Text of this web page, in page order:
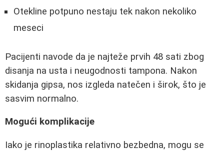
Otekline potpuno nestaju tek nakon nekoliko
meseci
Pacijenti navode da je najteže prvih 48 sati zbog
disanja na usta i neugodnosti tampona. Nakon
skidanja gipsa, nos izgleda natečen i širok, što je
sasvim normalno.
Mogući komplikacije
Iako je rinoplastika relativno bezbedna, mogu se